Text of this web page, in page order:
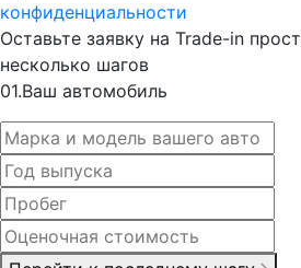
конфиденциальности
Оставьте заявку на Trade-in
несколько шагов
01.Ваш автомобиль